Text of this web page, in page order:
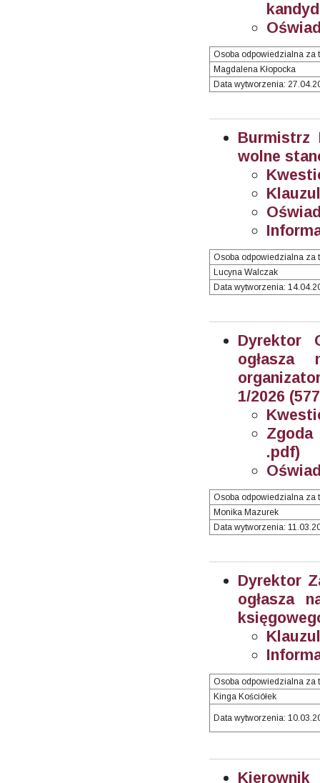
Osoba odpowiedzialna za
Magdalena Kłopocka
Data wytworzenia:
Burmistrz
wolne
Osoba odpowiedzialna za
Lucyna Walczak
Data wytworzenia:
Dyrektor
1/2026
Zgoda
.pdf)
Osoba odpowiedzialna za
Monika Mazurek
Data wytworzenia:
Dyrektor
ogłasza
Osoba odpowiedzialna za
Kinga Kościółek
Data wytworzenia: